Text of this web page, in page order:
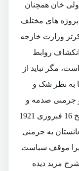
خان همچنان
های مختلف
وزارت خارجه
روابط
مگر نباید از
به نظر شک و
و جرمنی صدمه و
لطمه خواهد زد و در یادداشت دیگر بتاریخ 16 فبروری 1921
به جرمنی
موقف سیاست
مزید دیده